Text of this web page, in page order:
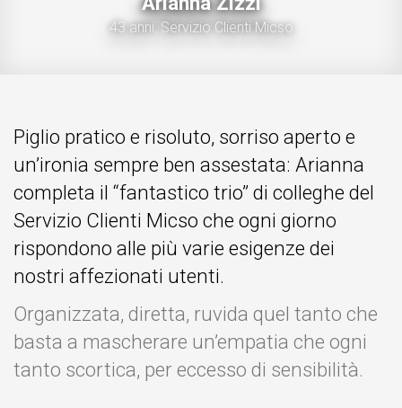
43 anni, Servizio Clienti Micso
Piglio pratico e risoluto, sorriso aperto e
un’ironia sempre ben assestata: Arianna
completa il “fantastico trio” di colleghe del
Servizio Clienti Micso che ogni giorno
rispondono alle più varie esigenze dei
nostri affezionati utenti.
Organizzata, diretta, ruvida quel tanto che
basta a mascherare un’empatia che ogni
tanto scortica, per eccesso di sensibilità.